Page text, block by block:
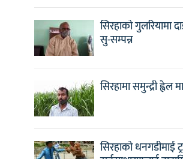
सिरहाको गुलरियामा
सु-सम्पन्न
सिरहामा समुन्द्री ह्वेल
सिरहाको धनगडीमाई